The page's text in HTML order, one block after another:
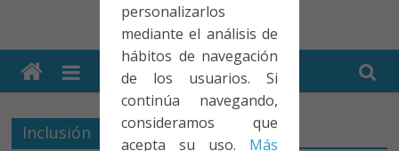
personalizarlos
mediante el análisis de
hábitos de navegación
de los usuarios. Si
continúa navegando,
consideramos que
acepta su uso. Más
Inclusión